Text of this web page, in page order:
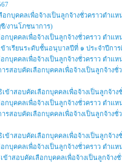
อกบุคคลเพื่อจ้างเป็นลูกจ้างชั่วคราวตำแ
/งานโภชนาการ)
กบุคคลเพื่อจ้างเป็นลูกจ้างชั่วคราว ตำแห
ข้าเรียนระดับชั้นอนุบาลปีที่ ๑ ประจำปีกา
กบุคคลเพื่อจ้างเป็นลูกจ้างชั่วคราว ตำแห
รสอบคัดเลือกบุคคลเพื่อจ้างเป็นลูกจ้างชั่
ข้าสอบคัดเลือกบุคคลเพื่อจ้างเป็นลูกจ้าง
กบุคคลเพื่อจ้างเป็นลูกจ้างชั่วคราว ตำแห
รสอบคัดเลือกบุคคลเพื่อจ้างเป็นลูกจ้างชั่
ข้าสอบคัดเลือกบุคคลเพื่อจ้างเป็นลูกจ้าง
กบุคคลเพื่อจ้างเป็นลูกจ้างชั่วคราว ตำแห
ข้าสอบคัดเลือกบุคคลเพื่อจ้างเป็นลูกจ้างชั่